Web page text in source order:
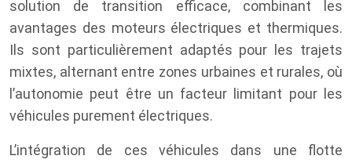
solution de transition efficace, combinant les
avantages des moteurs électriques et thermiques.
Ils sont particulièrement adaptés pour les trajets
mixtes, alternant entre zones urbaines et rurales, où
l’autonomie peut être un facteur limitant pour les
véhicules purement électriques.
L’intégration de ces véhicules dans une flotte